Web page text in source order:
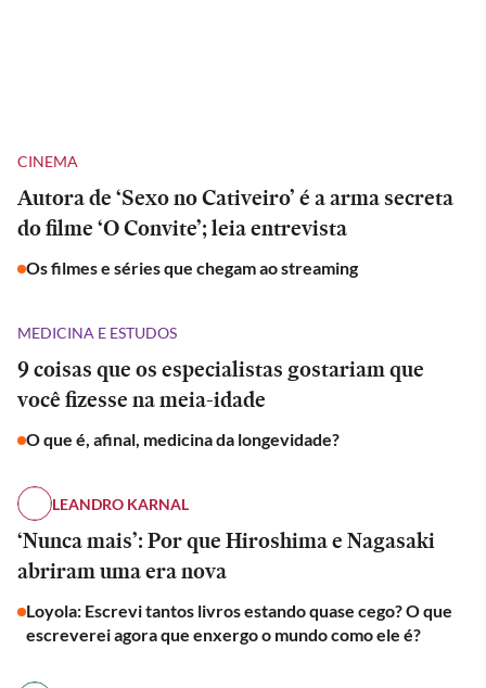
CINEMA
Autora de ‘Sexo no Cativeiro’ é a arma secreta
do filme ‘O Convite’; leia entrevista
Os filmes e séries que chegam ao streaming
MEDICINA E ESTUDOS
9 coisas que os especialistas gostariam que
você fizesse na meia-idade
O que é, afinal, medicina da longevidade?
LEANDRO KARNAL
‘Nunca mais’: Por que Hiroshima e Nagasaki
abriram uma era nova
Loyola: Escrevi tantos livros estando quase cego? O que
escreverei agora que enxergo o mundo como ele é?